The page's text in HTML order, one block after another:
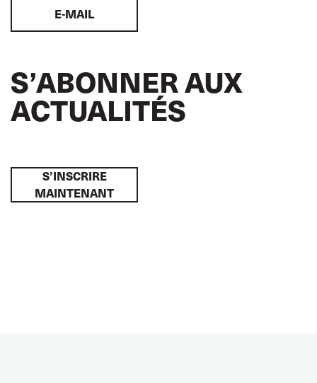
E-MAIL
S’ABONNER AUX
ACTUALITÉS
S’INSCRIRE
MAINTENANT